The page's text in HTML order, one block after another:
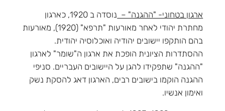
ארגון בטחוני- "ההגנה" –
נוסדה ב 1920, כארגון
מחתרת יהודי לאחר מאורעות "תרפא" (1920), מאורעות
בהם הותקפו יישובים יהודיה ואוכלוסיה יהודית.
ההסתדרות הציונית הופכת את ארגון ה"שומר" לארגון
"ההגנה" שתפקידו להגן על היישובים העבריים. סניפי
ההגנה הוקמו בישובים רבים, הארגון דאג להסקת נשק
ואימון אנשיו.